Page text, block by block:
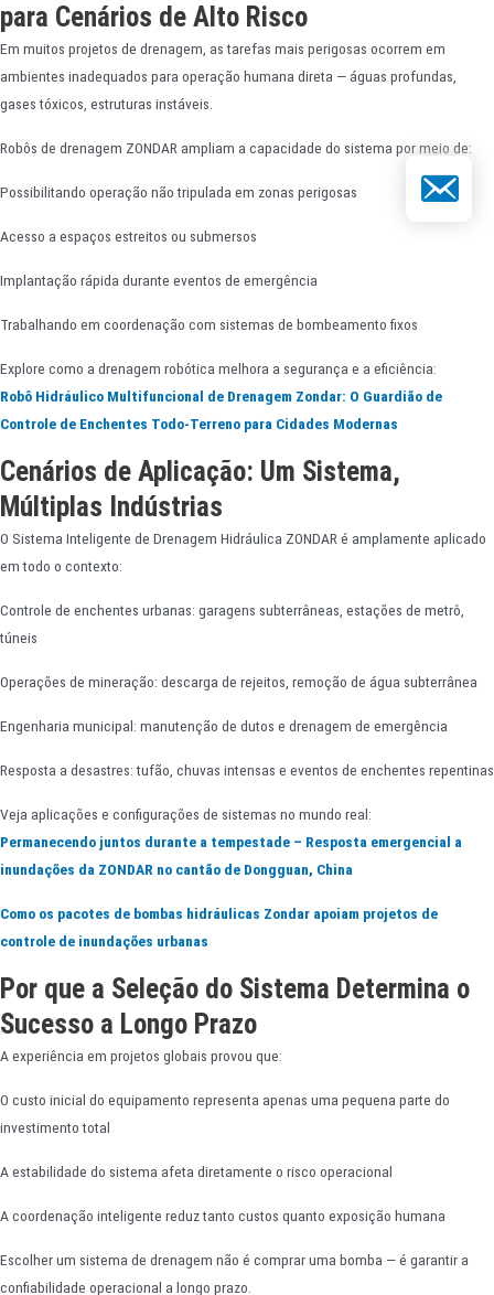
para Cenários de Alto Risco
Em muitos projetos de drenagem, as tarefas mais perigosas ocorrem em
ambientes inadequados para operação humana direta — águas profundas,
gases tóxicos, estruturas instáveis.
Robôs de drenagem ZONDAR ampliam a capacidade do sistema por meio de:
Possibilitando operação não tripulada em zonas perigosas
Acesso a espaços estreitos ou submersos
Implantação rápida durante eventos de emergência
Trabalhando em coordenação com sistemas de bombeamento fixos
Explore como a drenagem robótica melhora a segurança e a eficiência:
Robô Hidráulico Multifuncional de Drenagem Zondar: O Guardião de
Controle de Enchentes Todo-Terreno para Cidades Modernas
Cenários de Aplicação: Um Sistema,
Múltiplas Indústrias
O Sistema Inteligente de Drenagem Hidráulica ZONDAR é amplamente aplicado
em todo o contexto:
Controle de enchentes urbanas: garagens subterrâneas, estações de metrô,
túneis
Operações de mineração: descarga de rejeitos, remoção de água subterrânea
Engenharia municipal: manutenção de dutos e drenagem de emergência
Resposta a desastres: tufão, chuvas intensas e eventos de enchentes repentinas
Veja aplicações e configurações de sistemas no mundo real:
Permanecendo juntos durante a tempestade – Resposta emergencial a
inundações da ZONDAR no cantão de Dongguan, China
Como os pacotes de bombas hidráulicas Zondar apoiam projetos de
controle de inundações urbanas
Por que a Seleção do Sistema Determina o
Sucesso a Longo Prazo
A experiência em projetos globais provou que:
O custo inicial do equipamento representa apenas uma pequena parte do
investimento total
A estabilidade do sistema afeta diretamente o risco operacional
A coordenação inteligente reduz tanto custos quanto exposição humana
Escolher um sistema de drenagem não é comprar uma bomba — é garantir a
confiabilidade operacional a longo prazo.
E-mail